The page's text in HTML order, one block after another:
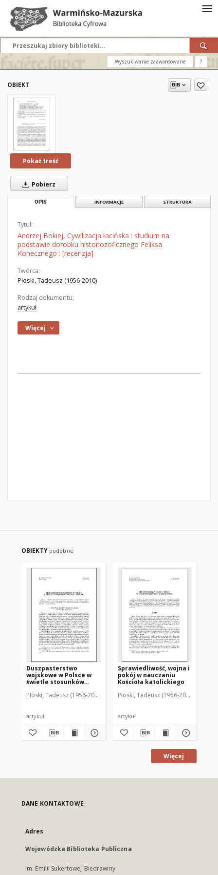
Wyszukiwanie zaawansowane ?
OBIEKT
Pokaż treść
Pobierz
OPIS INFORMACJE STRUKTURA
Tytuł:
Andrzej Bokiej, Cywilizacja łacińska : studium na
podstawie dorobku historiozoficznego Feliksa
Konecznego : [recenzja]
Twórca:
Płoski, Tadeusz (1956-2010)
Rodzaj dokumentu:
artykuł
Więcej
OBIEKTY podobne
Duszpasterstwo
wojskowe w Polsce w
świetle stosunków
Płoski, Tadeusz (1956-2010)
artykuł
Sprawiedliwość, wojna i
pokój w nauczaniu
Kościoła katolickiego
Płoski, Tadeusz (1956-2010)
artykuł
Więcej
DANE KONTAKTOWE
Adres
Wojewódzka Biblioteka Publiczna
im. Emilii Sukertowej-Biedrawiny